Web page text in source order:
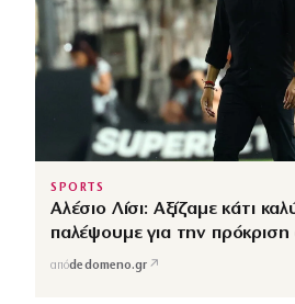
SPORTS
Αλέσιο Λίσι: Αξίζαμε κάτι
παλέψουμε για την πρόκριση
απόdedomeno.gr ↗